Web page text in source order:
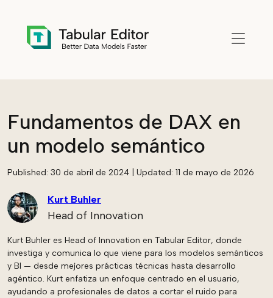
Fundamentos de DAX en
un modelo semántico
Published: 30 de abril de 2024 | Updated: 11 de mayo de 2026
Kurt Buhler
Head of Innovation
Kurt Buhler es Head of Innovation en Tabular Editor, donde
investiga y comunica lo que viene para los modelos semánticos
y BI — desde mejores prácticas técnicas hasta desarrollo
agéntico. Kurt enfatiza un enfoque centrado en el usuario,
ayudando a profesionales de datos a cortar el ruido para